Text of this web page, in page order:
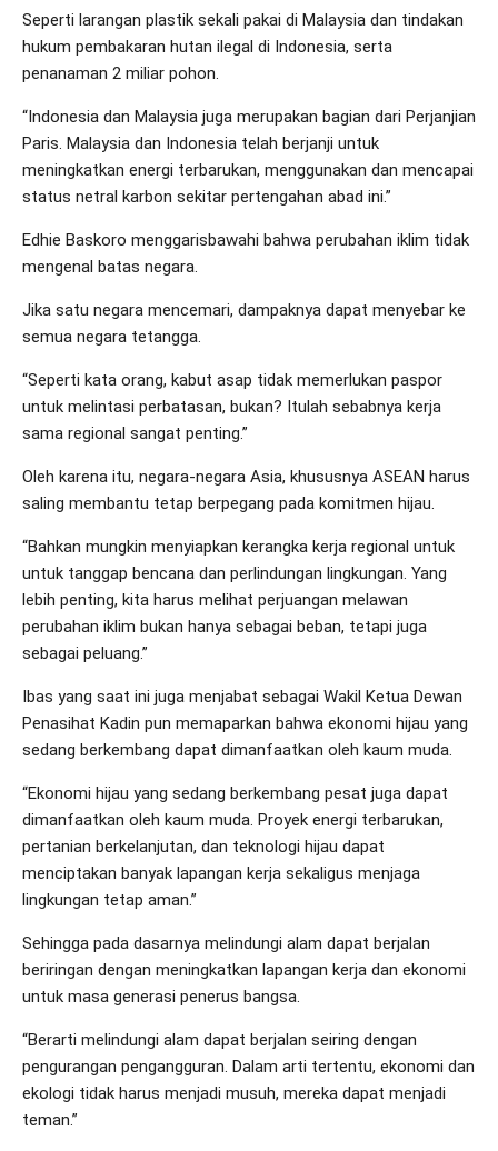
Seperti larangan plastik sekali pakai di Malaysia dan tindakan
hukum pembakaran hutan ilegal di Indonesia, serta
penanaman 2 miliar pohon.
“Indonesia dan Malaysia juga merupakan bagian dari Perjanjian
Paris. Malaysia dan Indonesia telah berjanji untuk
meningkatkan energi terbarukan, menggunakan dan mencapai
status netral karbon sekitar pertengahan abad ini.”
Edhie Baskoro menggarisbawahi bahwa perubahan iklim tidak
mengenal batas negara.
Jika satu negara mencemari, dampaknya dapat menyebar ke
semua negara tetangga.
“Seperti kata orang, kabut asap tidak memerlukan paspor
untuk melintasi perbatasan, bukan? Itulah sebabnya kerja
sama regional sangat penting.”
Oleh karena itu, negara-negara Asia, khususnya ASEAN harus
saling membantu tetap berpegang pada komitmen hijau.
“Bahkan mungkin menyiapkan kerangka kerja regional untuk
untuk tanggap bencana dan perlindungan lingkungan. Yang
lebih penting, kita harus melihat perjuangan melawan
perubahan iklim bukan hanya sebagai beban, tetapi juga
sebagai peluang.”
Ibas yang saat ini juga menjabat sebagai Wakil Ketua Dewan
Penasihat Kadin pun memaparkan bahwa ekonomi hijau yang
sedang berkembang dapat dimanfaatkan oleh kaum muda.
“Ekonomi hijau yang sedang berkembang pesat juga dapat
dimanfaatkan oleh kaum muda. Proyek energi terbarukan,
pertanian berkelanjutan, dan teknologi hijau dapat
menciptakan banyak lapangan kerja sekaligus menjaga
lingkungan tetap aman.”
Sehingga pada dasarnya melindungi alam dapat berjalan
beriringan dengan meningkatkan lapangan kerja dan ekonomi
untuk masa generasi penerus bangsa.
“Berarti melindungi alam dapat berjalan seiring dengan
pengurangan pengangguran. Dalam arti tertentu, ekonomi dan
ekologi tidak harus menjadi musuh, mereka dapat menjadi
teman.”